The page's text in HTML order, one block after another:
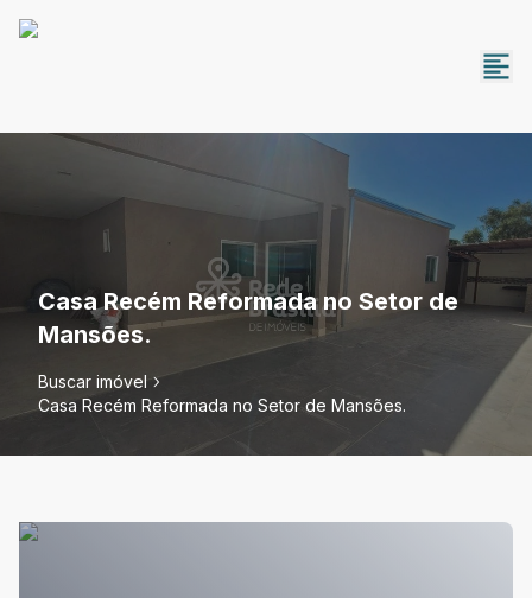
Casa Recém Reformada no Setor de
Mansões.
Buscar imóvel
Casa Recém Reformada no Setor de Mansões.